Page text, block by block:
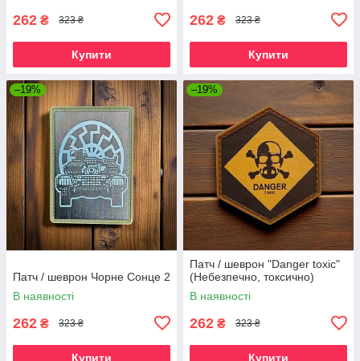
262 ₴ 323 ₴
Купити
262 ₴ 323 ₴
Купити
–19%
Патч / шеврон Чорне Сонце 2
В наявності
262 ₴ 323 ₴
Купити
–19%
Патч / шеврон "Danger toxic"
(Небезпечно, токсично)
В наявності
262 ₴ 323 ₴
Купити